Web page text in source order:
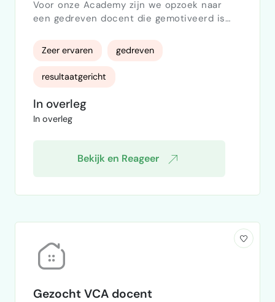
Voor onze Academy zijn we opzoek naar
een gedreven docent die gemotiveerd is
van het vak te leren zowel praktisch als
dagen per maand
Zeer ervaren gedreven
resultaatgericht
In overleg
In overleg
Bekijk en Reageer
Gezocht VCA docent